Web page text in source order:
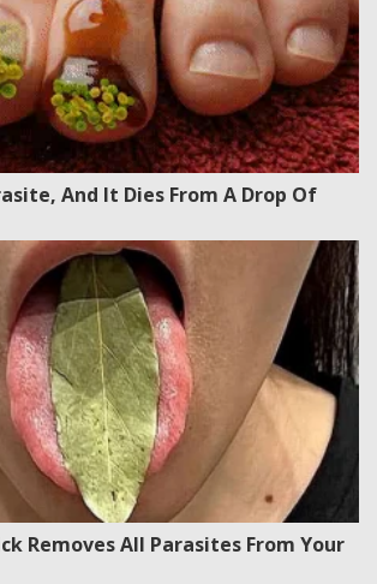
And It Dies From A Drop Of
Removes All Parasites From Your